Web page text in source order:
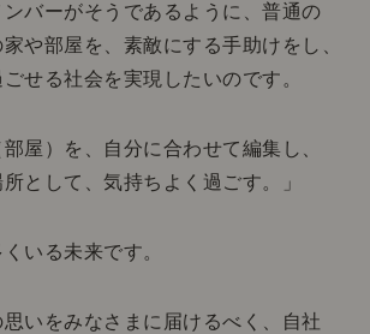
バーがそうであるように、普通の
や部屋を、素敵にする手助けをし、
せる社会を実現したいのです。
部屋）を、自分に合わせて編集し、
として、気持ちよく過ごす。」
いる未来です。
いをみなさまに届けるべく、自社